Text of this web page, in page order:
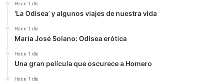
Hace 1 día
‘La Odisea’ y algunos viajes de nuestra vida
Hace 1 día
María José Solano: Odisea erótica
Hace 1 día
Una gran película que oscurece a Homero
Hace 1 día